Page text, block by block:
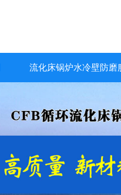
流化床锅炉水冷壁防磨